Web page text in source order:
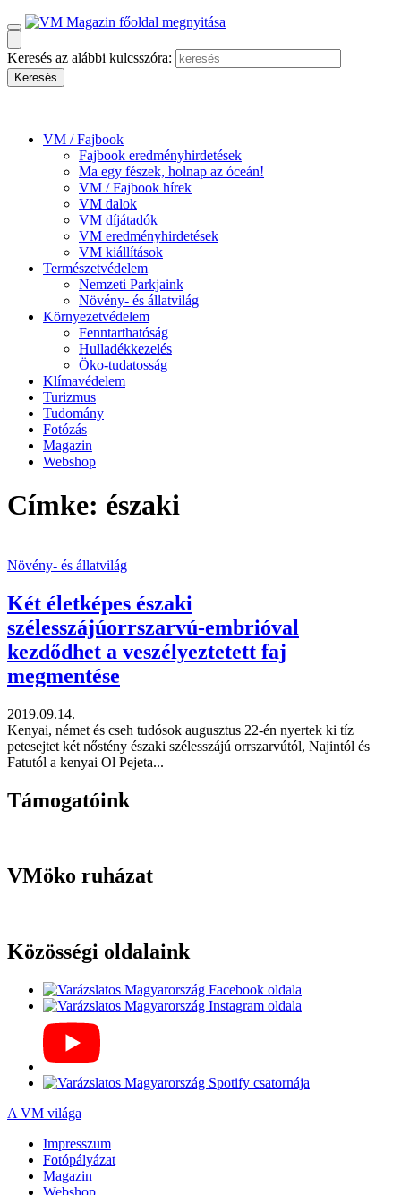
Keresés az alábbi kulcsszóra:
VM / Fajbook
Fajbook eredményhirdetések
Ma egy fészek, holnap az óceán!
VM / Fajbook hírek
VM dalok
VM díjátadók
VM eredményhirdetések
VM kiállítások
Természetvédelem
Nemzeti Parkjaink
Növény- és állatvilág
Környezetvédelem
Fenntarthatóság
Hulladékkezelés
Öko-tudatosság
Klímavédelem
Turizmus
Tudomány
Fotózás
Magazin
Webshop
Címke: északi
Növény- és állatvilág
Két életképes északi
szélesszájúorrszarvú-embrióval
kezdődhet a veszélyeztetett faj
megmentése
2019.09.14.
Kenyai, német és cseh tudósok augusztus 22-én nyertek ki tíz
petesejtet két nőstény északi szélesszájú orrszarvútól, Najintól és
Fatutól a kenyai Ol Pejeta...
Támogatóink
VMöko ruházat
Közösségi oldalaink
A VM világa
Impresszum
Fotópályázat
Magazin